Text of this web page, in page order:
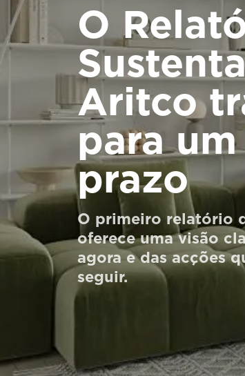
PROFISSIONAL
Encomendar um HomeKit digital
Entre em contacto connosco
Estimativa de preço
Subscreva a newsletter
FAQ
O
Aritco
para
prazo
O primeiro relatório
oferece uma visão
agora e das acções
seguir.